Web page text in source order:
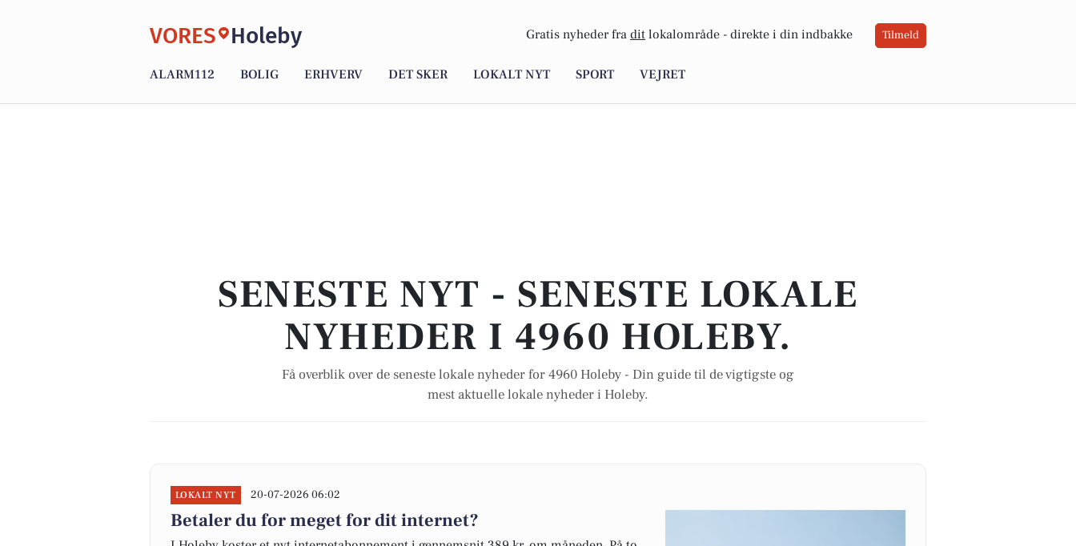
VORES Holeby Gratis nyheder fra dit lokalområde - direkte i din indbakke Tilmeld
ALARM112 BOLIG ERHVERV DET SKER LOKALT NYT SPORT VEJRET
SENESTE NYT - SENESTE LOKALE
NYHEDER I 4960 HOLEBY.
Få overblik over de seneste lokale nyheder for 4960 Holeby - Din guide til de vigtigste og
mest aktuelle lokale nyheder i Holeby.
LOKALT NYT 20-07-2026 06:02
Betaler du for meget for dit internet?